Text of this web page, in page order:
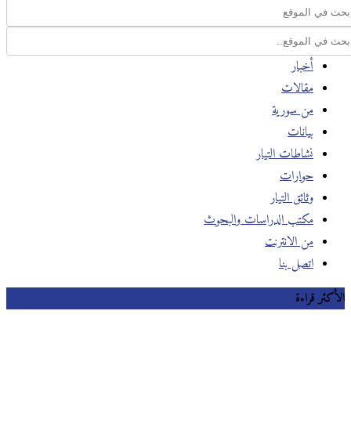
أخبار
مقالات
من سورية
بيانات
نشاطات التيار
حوارات
وثائق التيار
مكتب الدراسات والبحوث
من الانترنت
اتصل بنا
الأكثر قراءة